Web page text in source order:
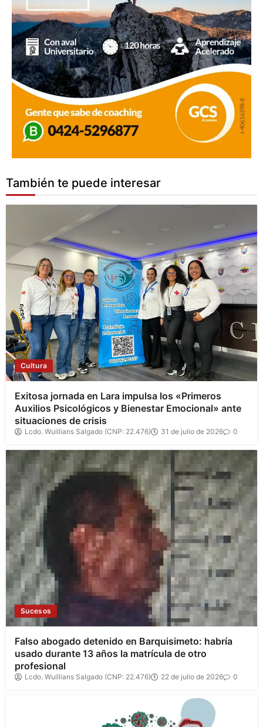
También te puede interesar
Cultura
Exitosa jornada en Lara impulsa los «Primeros
Auxilios Psicológicos y Bienestar Emocional» ante
situaciones de crisis
Lcdo. Wuillians Salgado (CNP: 22.476) 31 de julio de 2026 0
Sucesos
Falso abogado detenido en Barquisimeto: habría
usado durante 13 años la matrícula de otro
profesional
Lcdo. Wuillians Salgado (CNP: 22.476) 22 de julio de 2026 0